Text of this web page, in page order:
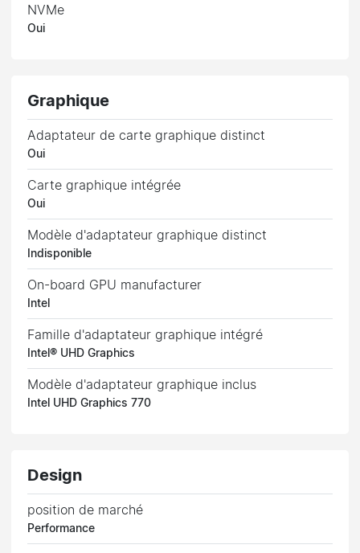
NVMe
Oui
Graphique
Adaptateur de carte graphique distinct
Oui
Carte graphique intégrée
Oui
Modèle d'adaptateur graphique distinct
Indisponible
On-board GPU manufacturer
Intel
Famille d'adaptateur graphique intégré
Intel® UHD Graphics
Modèle d'adaptateur graphique inclus
Intel UHD Graphics 770
Design
position de marché
Performance